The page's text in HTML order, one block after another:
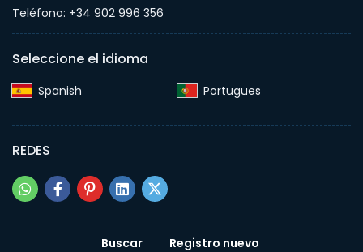
Teléfono: +34 902 996 356
Seleccione el idioma
Spanish‎ Portugues‎
REDES
Buscar Registro nuevo